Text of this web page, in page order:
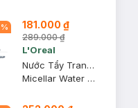
181.000 ₫
289.000 ₫
L'Oreal
Nước Tẩy Trang L'Oreal Làm Sạch Sâu Trang Điểm 400ml
Micellar Water 3-in-1 Deep Cleansing Even For Sensitive Skin